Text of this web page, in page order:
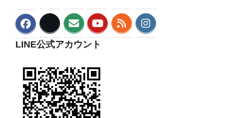
LINE公式アカウント